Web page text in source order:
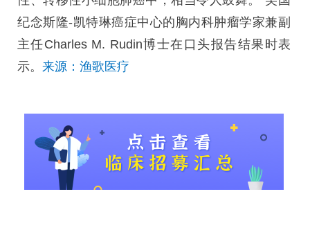
纪念斯隆-凯特琳癌症中心的胸内科肿瘤学家兼副
主任Charles M. Rudin博士在口头报告结果时表
示。 来源：渔歌医疗